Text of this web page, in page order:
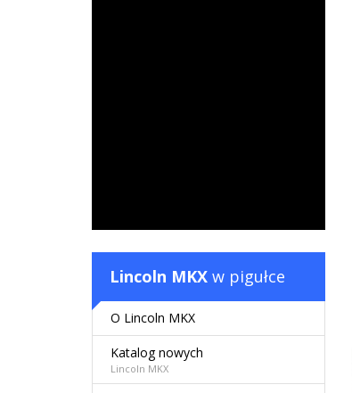
Lincoln MKX w pigułce
O Lincoln MKX
Katalog nowych
Lincoln MKX